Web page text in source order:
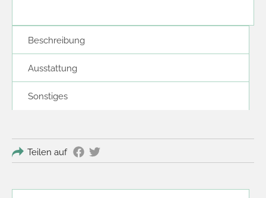
Beschreibung
Ausstattung
Sonstiges
Teilen auf